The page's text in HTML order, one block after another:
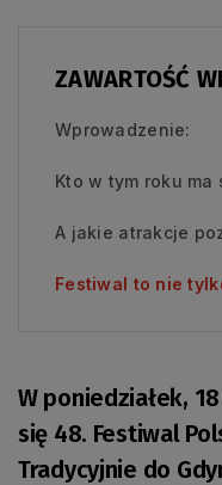
ZAWARTOŚĆ
Wprowadzenie:
Kto w tym roku
A jakie atrakcje
Festiwal to nie
W poniedziałek,
się 48. Festiwal
Tradycyjnie do